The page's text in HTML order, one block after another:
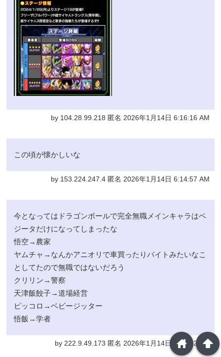
by 104.28.99.218 匿名 2026年1月14日 6:16:16 AM
この頃が懐かしいな
by 153.224.247.4 匿名 2026年1月14日 6:14:57 AM
今となってはドラゴンボールで完全無職メインキャラはベ
ジータだけになってしまったな
悟空→農家
ヤムチャ→なんかアニオリで車買ったりバイトみたいなこ
としてたので無職ではないだろう
クリリン→警察
天津飯餃子→道場経営
ピッコロ→ベビージッター
悟飯→学者
by 222.9.49.173 匿名 2026年1月14日 5:27:22 AMarrowup
home